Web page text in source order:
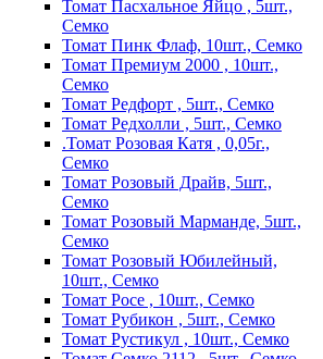
Томат Пасхальное Яйцо , 5шт.,
Семко
Томат Пинк Флаф, 10шт., Семко
Томат Премиум 2000 , 10шт.,
Семко
Томат Редфорт , 5шт., Семко
Томат Редхолли , 5шт., Семко
.Томат Розовая Катя , 0,05г.,
Семко
Томат Розовый Драйв, 5шт.,
Семко
Томат Розовый Марманде, 5шт.,
Семко
Томат Розовый Юбилейный,
10шт., Семко
Томат Росе , 10шт., Семко
Томат Рубикон , 5шт., Семко
Томат Рустикул , 10шт., Семко